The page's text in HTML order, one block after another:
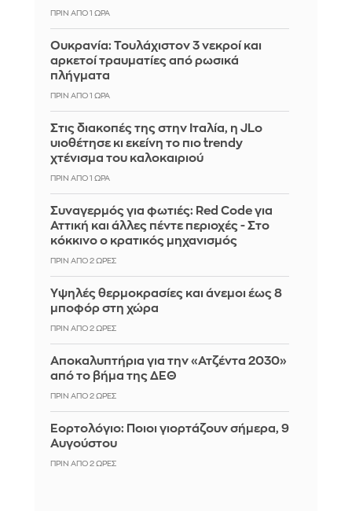
ΠΡΙΝ ΑΠΌ 1 ΏΡΑ
Ουκρανία: Τουλάχιστον 3 νεκροί και
αρκετοί τραυματίες από ρωσικά
πλήγματα
ΠΡΙΝ ΑΠΌ 1 ΏΡΑ
Στις διακοπές της στην Ιταλία, η JLo
υιοθέτησε κι εκείνη το πιο trendy
χτένισμα του καλοκαιριού
ΠΡΙΝ ΑΠΌ 1 ΏΡΑ
Συναγερμός για φωτιές: Red Code για
Αττική και άλλες πέντε περιοχές - Στο
κόκκινο ο κρατικός μηχανισμός
ΠΡΙΝ ΑΠΌ 2 ΏΡΕΣ
Υψηλές θερμοκρασίες και άνεμοι έως 8
μποφόρ στη χώρα
ΠΡΙΝ ΑΠΌ 2 ΏΡΕΣ
Αποκαλυπτήρια για την «Ατζέντα 2030»
από το βήμα της ΔΕΘ
ΠΡΙΝ ΑΠΌ 2 ΏΡΕΣ
Εορτολόγιο: Ποιοι γιορτάζουν σήμερα, 9
Αυγούστου
ΠΡΙΝ ΑΠΌ 2 ΏΡΕΣ